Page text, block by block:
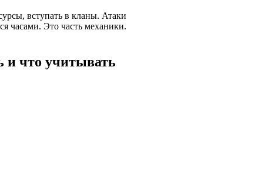
вступать в кланы. Атаки
часами. Это часть механики.
и что учитывать